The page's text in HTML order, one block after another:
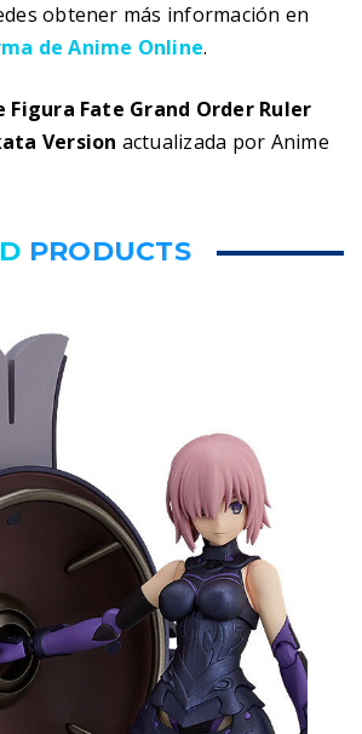
obtener más información en
de Anime Online.
Fate Grand Order Ruler
Version actualizada por Anime
PRODUCTS